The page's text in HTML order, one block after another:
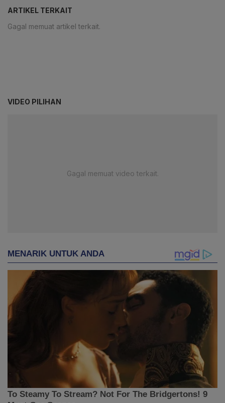
ARTIKEL TERKAIT
Gagal memuat artikel terkait.
VIDEO PILIHAN
Gagal memuat video terkait.